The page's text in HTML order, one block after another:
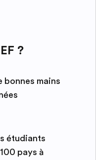
?
bonnes mains
étudiants
pays à